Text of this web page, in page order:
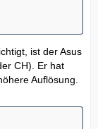
ist der Asus
CH). Er hat
Auflösung.